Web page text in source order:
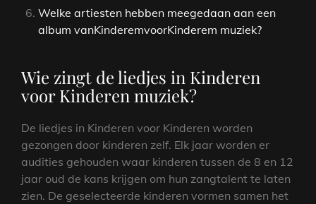
Welke artiesten hebben meegedaan aan een
album vanKinderemvoorKinderem muziek?
Wie zingt de liedjes in Kinderen
voor Kinderen muziek?
De liedjes in Kinderen voor Kinderen worden
gezongen door kinderen zelf. Elk jaar worden er
audities gehouden waar kinderen tussen de 8 en 12
jaar oud de kans krijgen om hun zangtalent te laten
zien. De geselecteerde kinderen vormen samen het